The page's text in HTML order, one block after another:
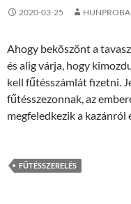
2020-03-25
Ahogy beköszönt a
és alig várja, hogy
kell fűtésszámlát fizetni.
fűtésszezonnak, az
megfeledkezik a kazánról
FŰTÉSSZERELÉS